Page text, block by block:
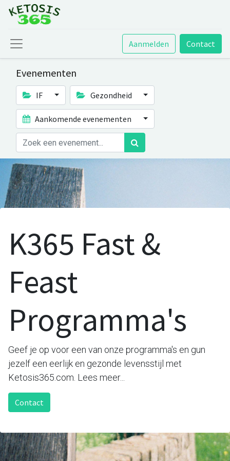
Aanmelden Contact
Evenementen
IF Gezondheid
Aankomende evenementen
K365 Fast &
Feast
Programma's
Geef je op voor een van onze programma's en gun
jezelf een eerlijk en gezonde levensstijl met
Ketosis365.com. Lees meer...
Contact